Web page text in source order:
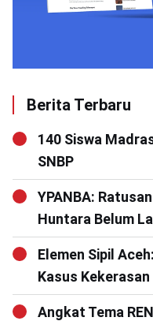
Berita Terbaru
140 Siswa
SNBP
YPANBA:
Huntara Belum
Elemen Sipil
Kasus
Angkat Tema